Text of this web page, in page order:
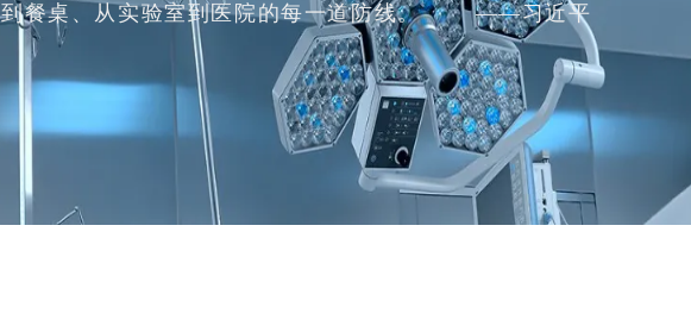
到餐桌、从实验室到医院的每一道防线。 ——习近平